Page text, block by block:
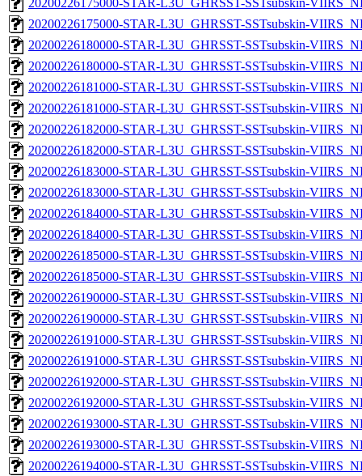
20200226175000-STAR-L3U_GHRSST-SSTsubskin-
20200226175000-STAR-L3U_GHRSST-SSTsubskin-
20200226180000-STAR-L3U_GHRSST-SSTsubskin-
20200226180000-STAR-L3U_GHRSST-SSTsubskin-
20200226181000-STAR-L3U_GHRSST-SSTsubskin-
20200226181000-STAR-L3U_GHRSST-SSTsubskin-
20200226182000-STAR-L3U_GHRSST-SSTsubskin-
20200226182000-STAR-L3U_GHRSST-SSTsubskin-
20200226183000-STAR-L3U_GHRSST-SSTsubskin-
20200226183000-STAR-L3U_GHRSST-SSTsubskin-
20200226184000-STAR-L3U_GHRSST-SSTsubskin-
20200226184000-STAR-L3U_GHRSST-SSTsubskin-
20200226185000-STAR-L3U_GHRSST-SSTsubskin-
20200226185000-STAR-L3U_GHRSST-SSTsubskin-
20200226190000-STAR-L3U_GHRSST-SSTsubskin-
20200226190000-STAR-L3U_GHRSST-SSTsubskin-
20200226191000-STAR-L3U_GHRSST-SSTsubskin-
20200226191000-STAR-L3U_GHRSST-SSTsubskin-
20200226192000-STAR-L3U_GHRSST-SSTsubskin-
20200226192000-STAR-L3U_GHRSST-SSTsubskin-
20200226193000-STAR-L3U_GHRSST-SSTsubskin-
20200226193000-STAR-L3U_GHRSST-SSTsubskin-
20200226194000-STAR-L3U_GHRSST-SSTsubskin-